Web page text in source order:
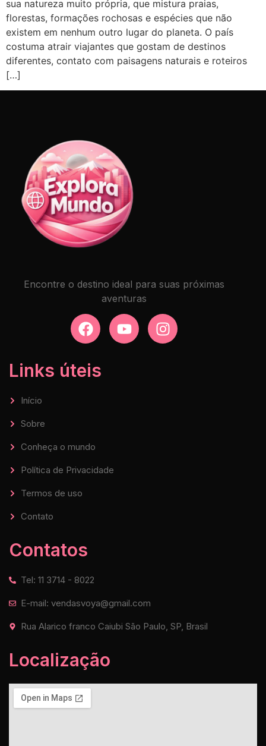
sua natureza muito própria, que mistura praias,
florestas, formações rochosas e espécies que não
existem em nenhum outro lugar do planeta. O país
costuma atrair viajantes que gostam de destinos
diferentes, contato com paisagens naturais e roteiros
[…]
Encontre o destino ideal para suas próximas
aventuras
Links úteis
Início
Sobre
Conheça o mundo
Política de Privacidade
Termos de uso
Contato
Contatos
Tel: 11 3714 - 8022
E-mail: vendasvoya@gmail.com
Rua Alarico franco Caiubi São Paulo, SP, Brasil
Localização